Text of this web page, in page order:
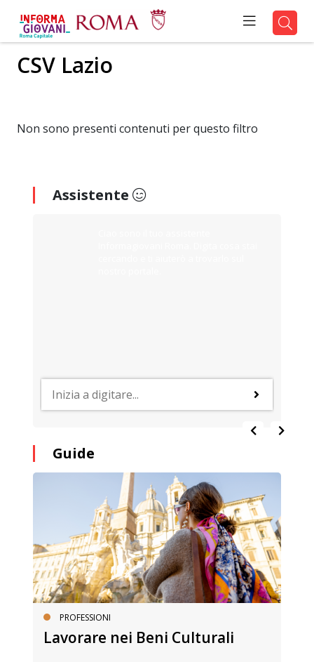
CSV Lazio
Non sono presenti contenuti per questo filtro
Assistente
Guide
PROFESSIONI
Lavorare nei Beni Culturali